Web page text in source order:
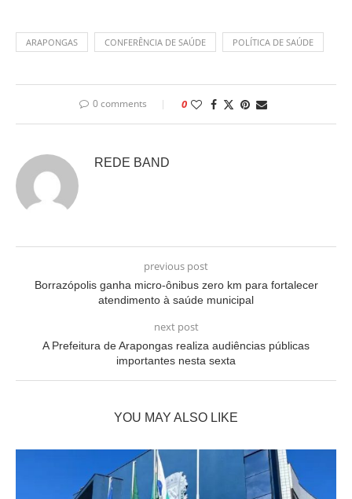
ARAPONGAS CONFERÊNCIA DE SAÚDE POLÍTICA DE SAÚDE
0 comments 0
REDE BAND
previous post
Borrazópolis ganha micro-ônibus zero km para fortalecer
atendimento à saúde municipal
next post
A Prefeitura de Arapongas realiza audiências públicas
importantes nesta sexta
YOU MAY ALSO LIKE